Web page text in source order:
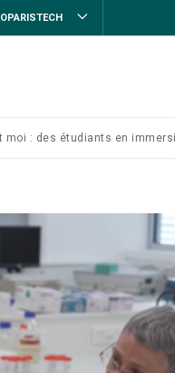
moi : des étudiants en